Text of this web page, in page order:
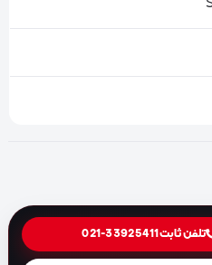
تلفن ثابت021-33925411